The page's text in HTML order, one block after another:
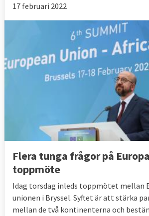
17 februari 2022
Flera tunga frågor på
toppmöte
Idag torsdag inleds toppmötet mellan
unionen i Bryssel. Syftet är att stärka
mellan de två kontinenterna och